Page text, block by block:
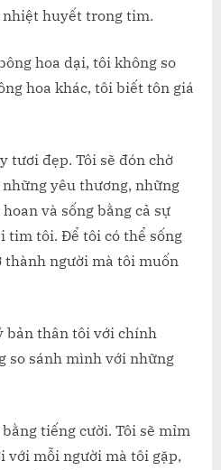
huyết trong tim.
hoa dại, tôi không so
hoa khác, tôi biết tôn giá
tươi đẹp. Tôi sẽ đón chờ
yêu thương, những
và sống bằng cả sự
tôi. Để tôi có thể sống
thành người mà tôi muốn
bản thân tôi với chính
so sánh mình với những
tiếng cười. Tôi sẽ mỉm
với mỗi người mà tôi gặp,